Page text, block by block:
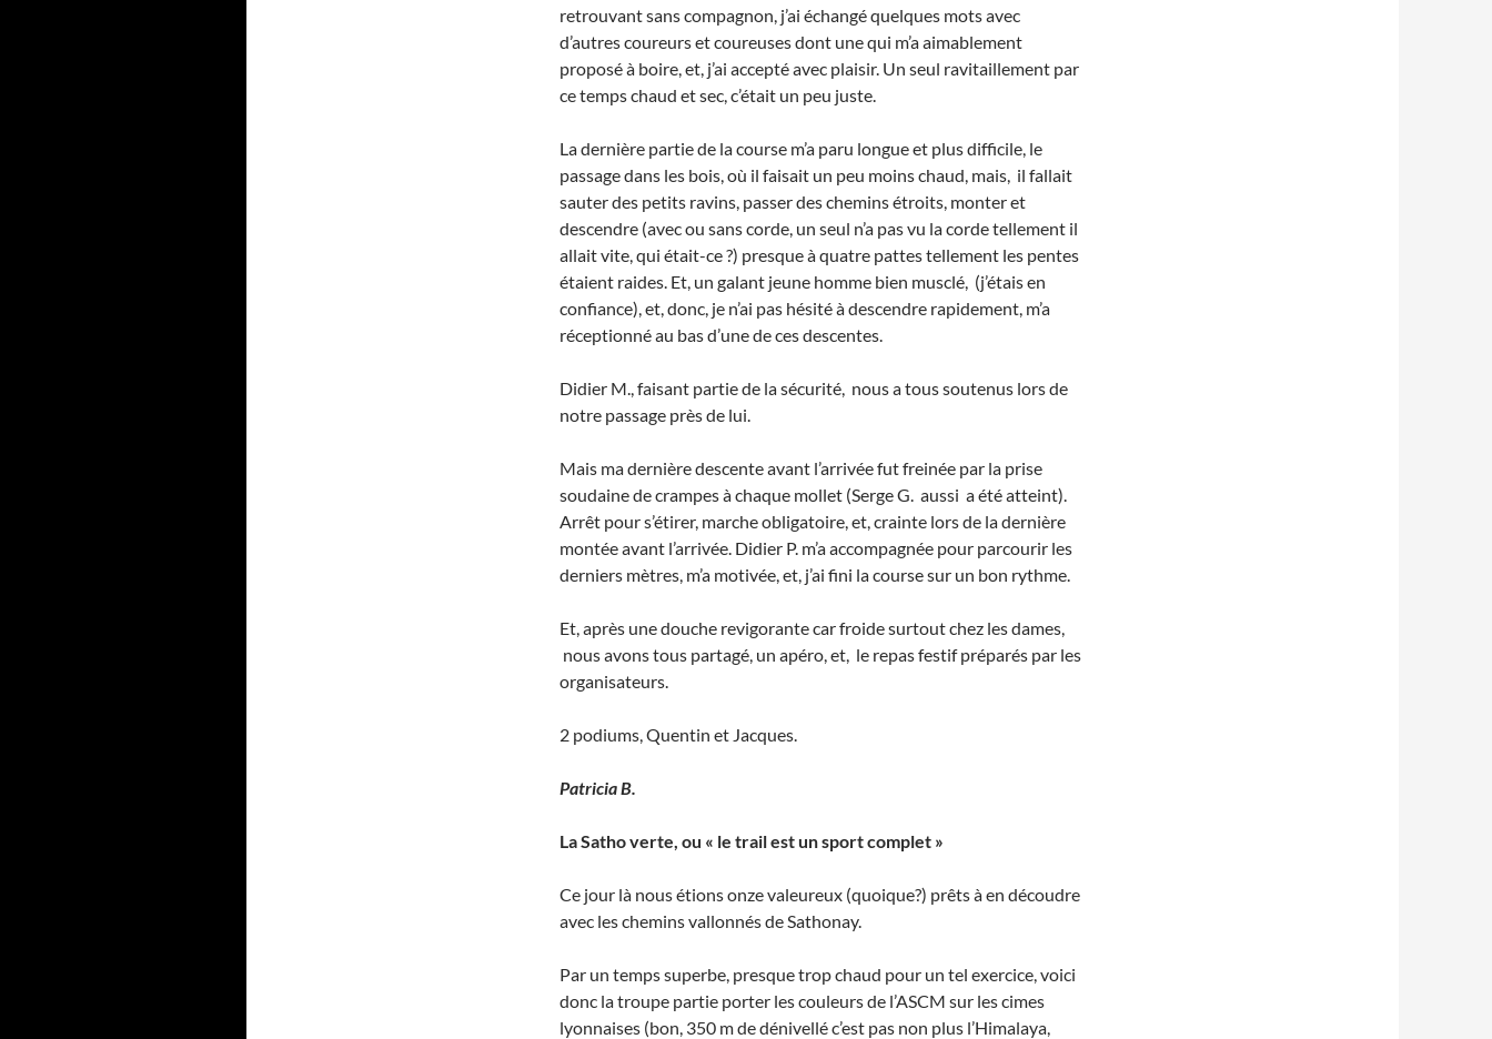
retrouvant sans compagnon, j’ai échangé quelques mots avec
d’autres coureurs et coureuses dont une qui m’a aimablement
proposé à boire, et, j’ai accepté avec plaisir. Un seul ravitaillement par
ce temps chaud et sec, c’était un peu juste.
La dernière partie de la course m’a paru longue et plus difficile, le
passage dans les bois, où il faisait un peu moins chaud, mais, il fallait
sauter des petits ravins, passer des chemins étroits, monter et
descendre (avec ou sans corde, un seul n’a pas vu la corde tellement il
allait vite, qui était-ce ?) presque à quatre pattes tellement les pentes
étaient raides. Et, un galant jeune homme bien musclé, (j’étais en
confiance), et, donc, je n’ai pas hésité à descendre rapidement, m’a
réceptionné au bas d’une de ces descentes.
Didier M., faisant partie de la sécurité, nous a tous soutenus lors de
notre passage près de lui.
Mais ma dernière descente avant l’arrivée fut freinée par la prise
soudaine de crampes à chaque mollet (Serge G. aussi a été atteint).
Arrêt pour s’étirer, marche obligatoire, et, crainte lors de la dernière
montée avant l’arrivée. Didier P. m’a accompagnée pour parcourir les
derniers mètres, m’a motivée, et, j’ai fini la course sur un bon rythme.
Et, après une douche revigorante car froide surtout chez les dames,
nous avons tous partagé, un apéro, et, le repas festif préparés par les
organisateurs.
2 podiums, Quentin et Jacques.
Patricia B.
La Satho verte, ou « le trail est un sport complet »
Ce jour là nous étions onze valeureux (quoique?) prêts à en découdre
avec les chemins vallonnés de Sathonay.
Par un temps superbe, presque trop chaud pour un tel exercice, voici
donc la troupe partie porter les couleurs de l’ASCM sur les cimes
lyonnaises (bon, 350 m de dénivellé c’est pas non plus l’Himalaya,